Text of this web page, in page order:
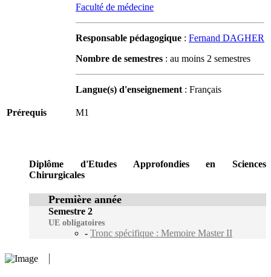
Faculté de médecine
Responsable pédagogique : Fernand DAGHER
Nombre de semestres : au moins 2 semestres
Langue(s) d'enseignement: Français
Prérequis M1
Diplôme d'Etudes Approfondies en Sciences
Chirurgicales
Première année
Semestre 2
UE obligatoires
- Tronc spécifique : Memoire Master II